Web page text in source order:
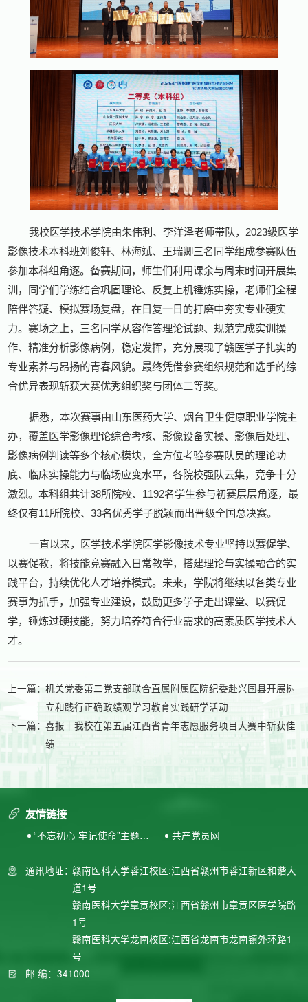
我校医学技术学院由朱伟利、李洋泽老师带队，2023级医学
影像技术本科班刘俊轩、林海斌、王瑞卿三名同学组成参赛队伍
参加本科组角逐。备赛期间，师生们利用课余与周末时间开展集
训，同学们学练结合巩固理论、反复上机锤炼实操，老师们全程
陪伴答疑、模拟赛场复盘，在日复一日的打磨中夯实专业硬实
力。赛场之上，三名同学从容作答理论试题、规范完成实训操
作、精准分析影像病例，稳定发挥，充分展现了赣医学子扎实的
专业素养与昂扬的青春风貌。最终凭借参赛组织规范和选手的综
合优异表现斩获大赛优秀组织奖与团体二等奖。
据悉，本次赛事由山东医药大学、烟台卫生健康职业学院主
办，覆盖医学影像理论综合考核、影像设备实操、影像后处理、
影像病例判读等多个核心模块，全方位考验参赛队员的理论功
底、临床实操能力与临场应变水平，各院校强队云集，竞争十分
激烈。本科组共计38所院校、1192名学生参与初赛层层角逐，最
终仅有11所院校、33名优秀学子脱颖而出晋级全国总决赛。
一直以来，医学技术学院医学影像技术专业坚持以赛促学、
以赛促教，将技能竞赛融入日常教学，搭建理论与实操融合的实
践平台，持续优化人才培养模式。未来，学院将继续以各类专业
赛事为抓手，加强专业建设，鼓励更多学子走出课堂、以赛促
学，锤炼过硬技能，努力培养符合行业需求的高素质医学技术人
才。
上一篇：机关党委第二党支部联合直属附属医院纪委赴兴国县开展树
立和践行正确政绩观学习教育实践研学活动
下一篇：喜报｜我校在第五届江西省青年志愿服务项目大赛中斩获佳
绩
友情链接
“不忘初心 牢记使命”主题教
共产党员网
通讯地址：赣南医科大学蓉江校区:江西省赣州市蓉江新区和谐大
道1号
赣南医科大学章贡校区:江西省赣州市章贡区医学院路
1号
赣南医科大学龙南校区:江西省龙南市龙南镇外环路1
号
邮 编：341000